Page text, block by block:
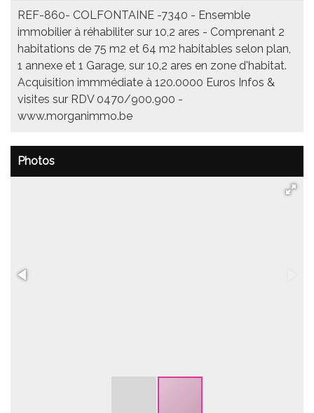
REF-860- COLFONTAINE -7340 - Ensemble
immobilier à réhabiliter sur 10,2 ares - Comprenant 2
habitations de 75 m2 et 64 m2 habitables selon plan,
1 annexe et 1 Garage, sur 10,2 ares en zone d'habitat.
Acquisition immmédiate à 120.0000 Euros Infos &
visites sur RDV 0470/900.900 -
www.morganimmo.be
Photos